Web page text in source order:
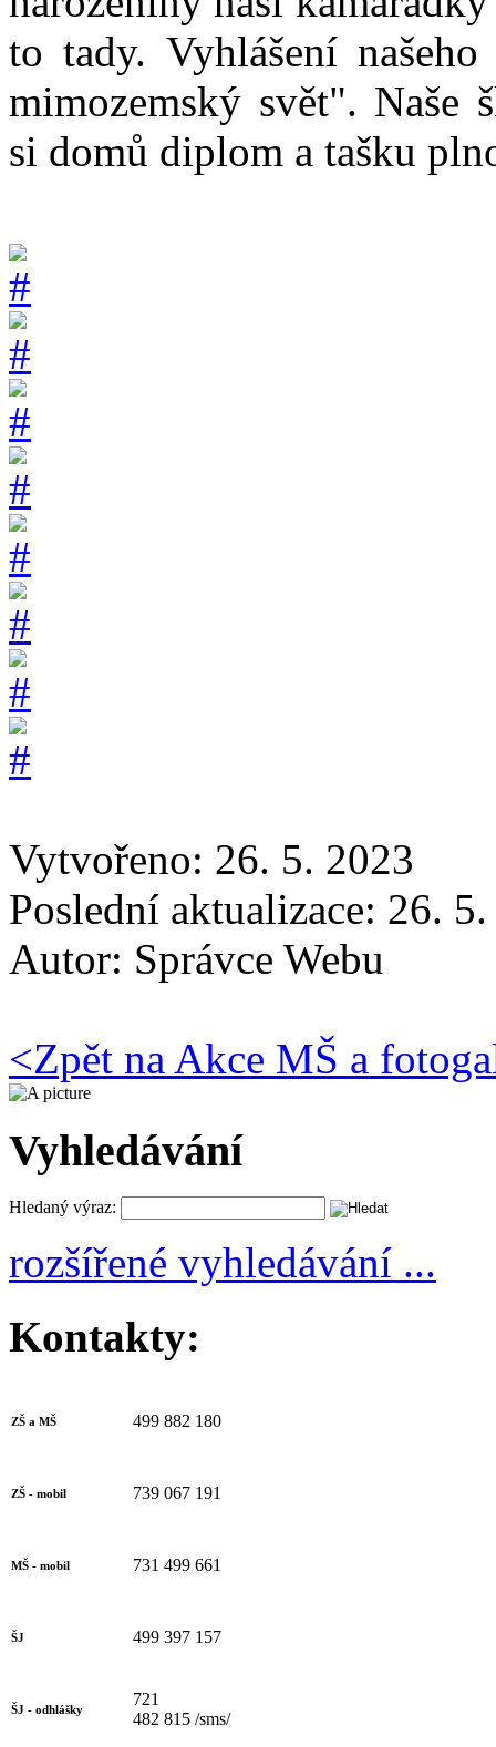
to tady. Vyhlášení
mimozemský svět". Naše
si domů diplom a tašku
Vytvořeno: 26. 5. 2023
Poslední aktualizace: 26.
Autor: Správce Webu
<Zpět na Akce MŠ a
Vyhledávání
Hledaný výraz:
rozšířené vyhledávání ...
Kontakty:
ZŠ a MŠ 499 882 180
ZŠ - mobil 739 067 191
MŠ - mobil 731 499 661
ŠJ 499 397 157
ŠJ - odhlášky
721
482 815 /sms/